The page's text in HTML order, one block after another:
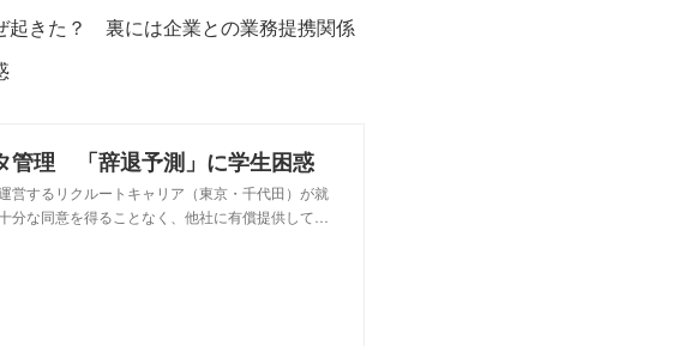
起きた？ 裏には企業との業務提携関係
管理 「辞退予測」に学生困惑
営するリクルートキャリア（東京・千代田）が就
分な同意を得ることなく、他社に有償提供して…